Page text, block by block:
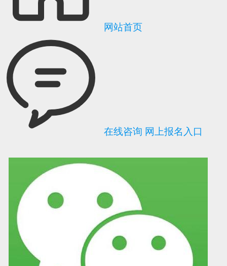
可信网站信用评 网络警察提醒你 诚信网站
网站首页
在线咨询 网上报名入口